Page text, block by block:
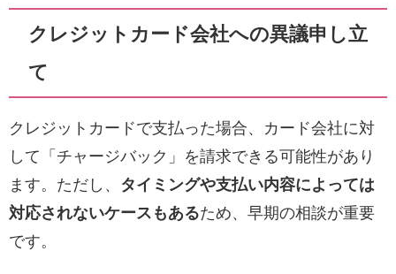
クレジットカード会社への異議申し立
て
クレジットカードで支払った場合、カード会社に対
して「チャージバック」を請求できる可能性があり
ます。ただし、
タイミングや支払い内容によっては
対応されないケースもあるため、早期の相談が重要
です。